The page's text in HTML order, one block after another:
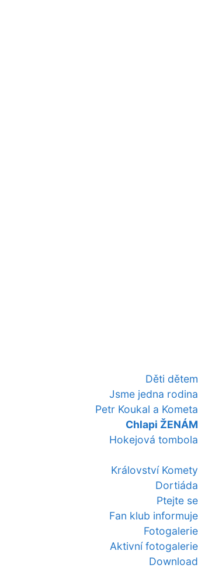
Děti dětem
Jsme jedna rodina
Petr Koukal a Kometa
Chlapi ŽENÁM
Hokejová tombola
Království Komety
Dortiáda
Ptejte se
Fan klub informuje
Fotogalerie
Aktivní fotogalerie
Download